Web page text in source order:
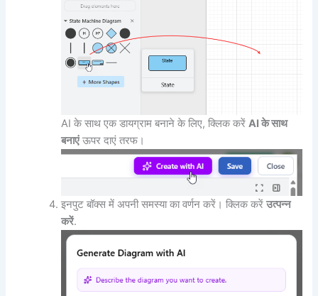
AI के साथ एक डायग्राम बनाने के लिए, क्लिक करेंAI के साथ
बनाएंऊपर दाएं तरफ।
इनपुट बॉक्स में अपनी समस्या का वर्णन करें। क्लिक करेंउत्पन्न
करें.